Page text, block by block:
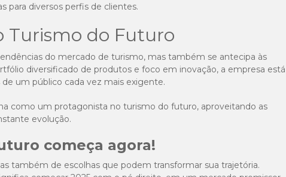
para diversos perfis de clientes.
Turismo do Futuro
do mercado de turismo, mas também se antecipa às
diversificado de produtos e foco em inovação, a empresa está
um público cada vez mais exigente.
como um protagonista no turismo do futuro, aproveitando as
evolução.
começa agora!
também de escolhas que podem transformar sua trajetória.